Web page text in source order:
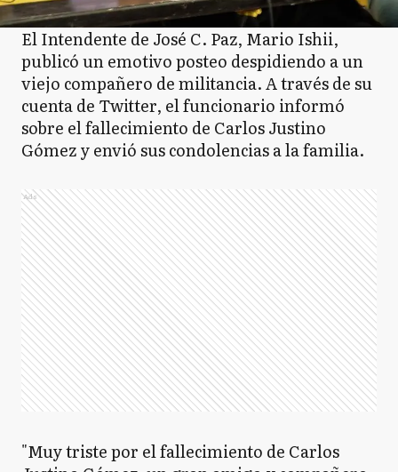
El Intendente de José C. Paz, Mario Ishii,
publicó un emotivo posteo despidiendo a un
viejo compañero de militancia. A través de su
cuenta de Twitter, el funcionario informó
sobre el fallecimiento de Carlos Justino
Gómez y envió sus condolencias a la familia.
Ads
"Muy triste por el fallecimiento de Carlos